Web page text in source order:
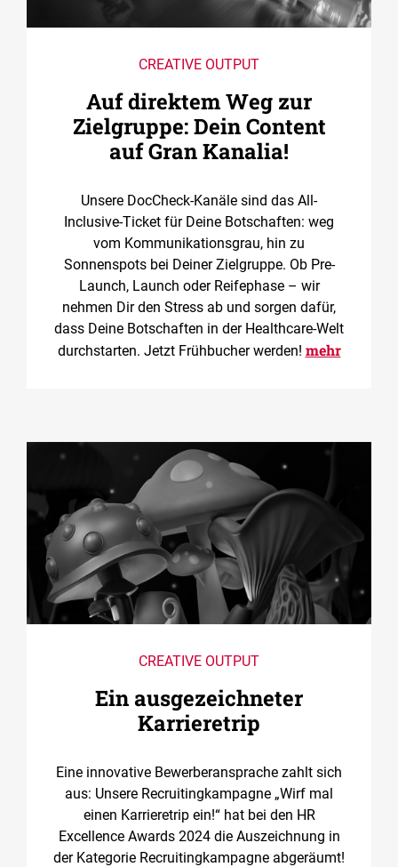
CREATIVE OUTPUT
Auf direktem Weg zur
Zielgruppe: Dein Content
auf Gran Kanalia!
Unsere DocCheck-Kanäle sind das All-
Inclusive-Ticket für Deine Botschaften: weg
vom Kommunikationsgrau, hin zu
Sonnenspots bei Deiner Zielgruppe. Ob Pre-
Launch, Launch oder Reifephase – wir
nehmen Dir den Stress ab und sorgen dafür,
dass Deine Botschaften in der Healthcare-Welt
durchstarten. Jetzt Frühbucher werden! mehr
CREATIVE OUTPUT
Ein ausgezeichneter
Karrieretrip
Eine innovative Bewerberansprache zahlt sich
aus: Unsere Recruitingkampagne „Wirf mal
einen Karrieretrip ein!“ hat bei den HR
Excellence Awards 2024 die Auszeichnung in
der Kategorie Recruitingkampagne abgeräumt!